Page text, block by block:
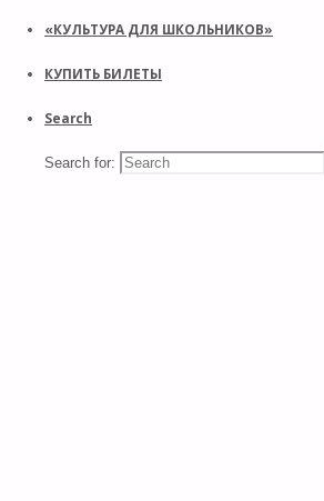
«КУЛЬТУРА ДЛЯ ШКОЛЬНИКОВ»
КУПИТЬ БИЛЕТЫ
Search
Search for: